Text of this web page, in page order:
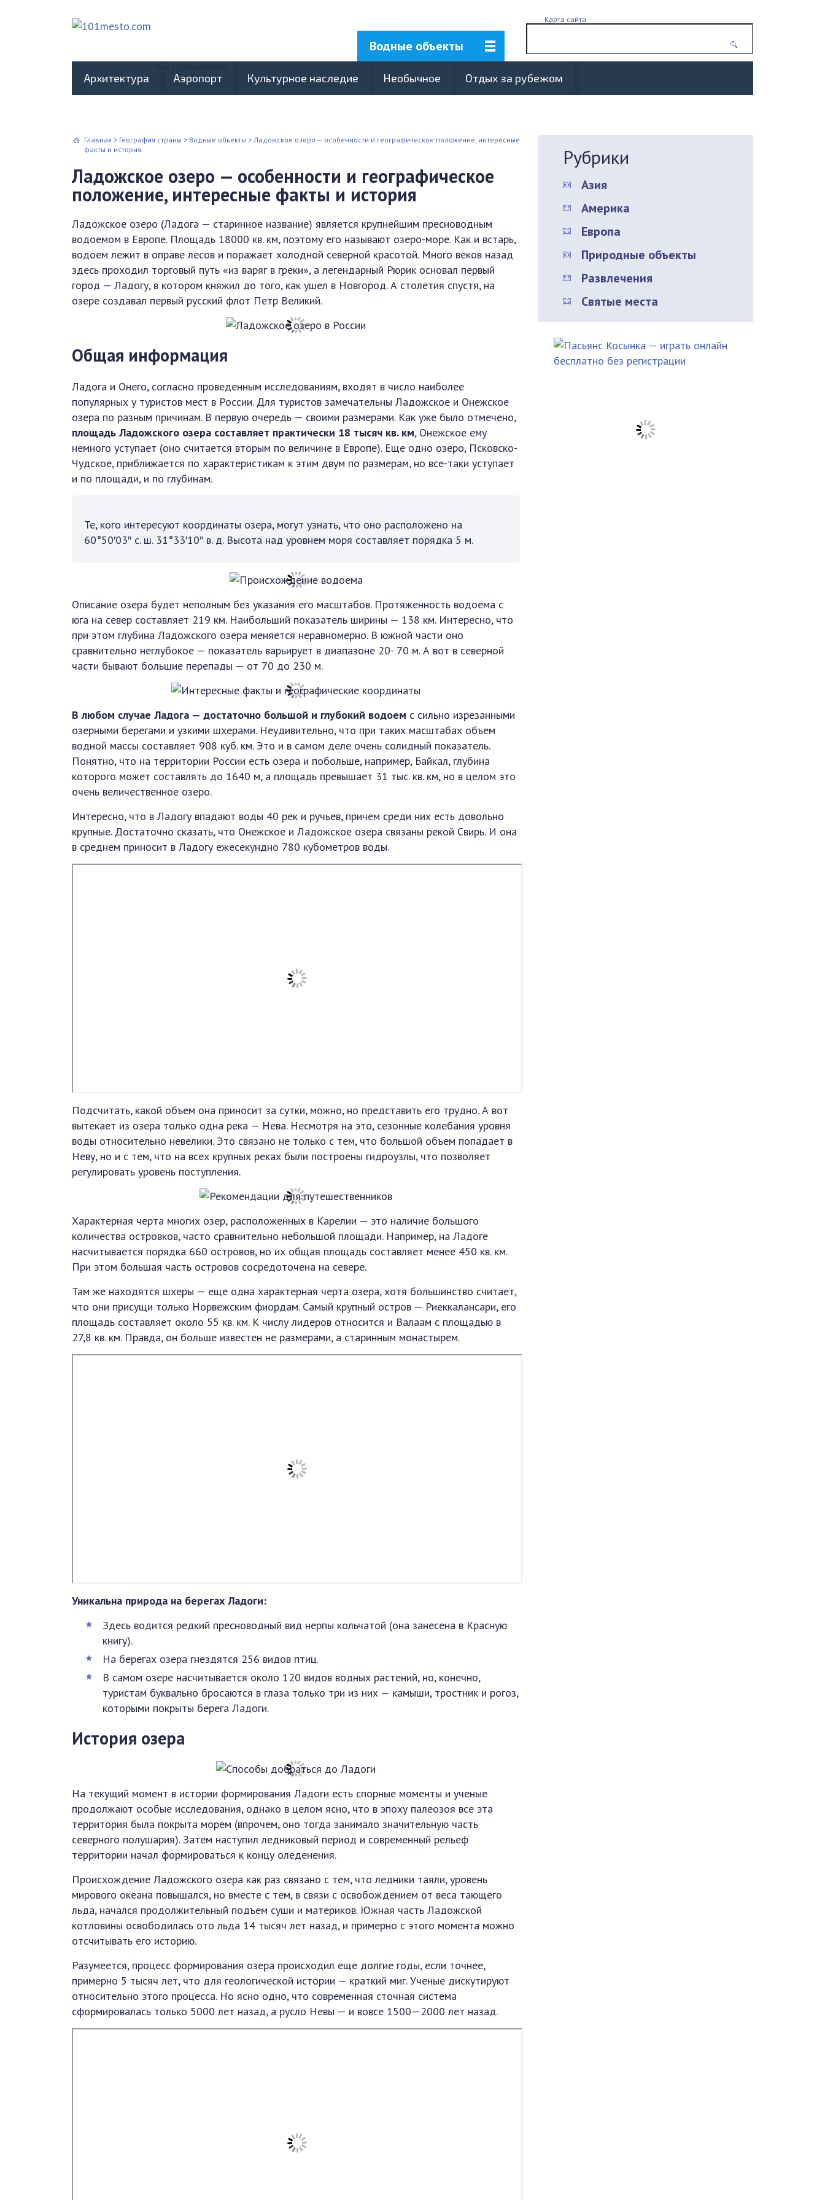
Водные объекты
Карта сайта
Архитектура Аэропорт Культурное наследие Необычное Отдых за рубежом
Главная > География страны > Водные объекты > Ладожское озеро — особенности и географическое положение, интересные
факты и история
Ладожское озеро — особенности и географическое
положение, интересные факты и история
Ладожское озеро (Ладога — старинное название) является крупнейшим пресноводным
водоемом в Европе. Площадь 18000 кв. км, поэтому его называют озеро-море. Как и встарь,
водоем лежит в оправе лесов и поражает холодной северной красотой. Много веков назад
здесь проходил торговый путь «из варяг в греки», а легендарный Рюрик основал первый
город — Ладогу, в котором княжил до того, как ушел в Новгород. А столетия спустя, на
озере создавал первый русский флот Петр Великий.
Общая информация
Ладога и Онего, согласно проведенным исследованиям, входят в число наиболее
популярных у туристов мест в России. Для туристов замечательны Ладожское и Онежское
озера по разным причинам. В первую очередь — своими размерами. Как уже было отмечено,
площадь Ладожского озера составляет практически 18 тысяч кв. км, Онежское ему
немного уступает (оно считается вторым по величине в Европе). Еще одно озеро, Псковско-
Чудское, приближается по характеристикам к этим двум по размерам, но все-таки уступает
и по площади, и по глубинам.
Те, кого интересуют координаты озера, могут узнать, что оно расположено на
60°50′03″ с. ш. 31°33′10″ в. д. Высота над уровнем моря составляет порядка 5 м.
Описание озера будет неполным без указания его масштабов. Протяженность водоема с
юга на север составляет 219 км. Наибольший показатель ширины — 138 км. Интересно, что
при этом глубина Ладожского озера меняется неравномерно. В южной части оно
сравнительно неглубокое — показатель варьирует в диапазоне 20- 70 м. А вот в северной
части бывают большие перепады — от 70 до 230 м.
В любом случае Ладога — достаточно большой и глубокий водоем с сильно изрезанными
озерными берегами и узкими шхерами. Неудивительно, что при таких масштабах объем
водной массы составляет 908 куб. км. Это и в самом деле очень солидный показатель.
Понятно, что на территории России есть озера и побольше, например, Байкал, глубина
которого может составлять до 1640 м, а площадь превышает 31 тыс. кв. км, но в целом это
очень величественное озеро.
Интересно, что в Ладогу впадают воды 40 рек и ручьев, причем среди них есть довольно
крупные. Достаточно сказать, что Онежское и Ладожское озера связаны рекой Свирь. И она
в среднем приносит в Ладогу ежесекундно 780 кубометров воды.
Подсчитать, какой объем она приносит за сутки, можно, но представить его трудно. А вот
вытекает из озера только одна река — Нева. Несмотря на это, сезонные колебания уровня
воды относительно невелики. Это связано не только с тем, что большой объем попадает в
Неву, но и с тем, что на всех крупных реках были построены гидроузлы, что позволяет
регулировать уровень поступления.
Характерная черта многих озер, расположенных в Карелии — это наличие большого
количества островков, часто сравнительно небольшой площади. Например, на Ладоге
насчитывается порядка 660 островов, но их общая площадь составляет менее 450 кв. км.
При этом большая часть островов сосредоточена на севере.
Там же находятся шхеры — еще одна характерная черта озера, хотя большинство считает,
что они присущи только Норвежским фиордам. Самый крупный остров — Риеккалансари, его
площадь составляет около 55 кв. км. К числу лидеров относится и Валаам с площадью в
27,8 кв. км. Правда, он больше известен не размерами, а старинным монастырем.
Уникальна природа на берегах Ладоги:
Здесь водится редкий пресноводный вид нерпы кольчатой (она занесена в Красную
книгу).
На берегах озера гнездятся 256 видов птиц.
В самом озере насчитывается около 120 видов водных растений, но, конечно,
туристам буквально бросаются в глаза только три из них — камыши, тростник и рогоз,
которыми покрыты берега Ладоги.
История озера
На текущий момент в истории формирования Ладоги есть спорные моменты и ученые
продолжают особые исследования, однако в целом ясно, что в эпоху палеозоя все эта
территория была покрыта морем (впрочем, оно тогда занимало значительную часть
северного полушария). Затем наступил ледниковый период и современный рельеф
территории начал формироваться к концу оледенения.
Происхождение Ладожского озера как раз связано с тем, что ледники таяли, уровень
мирового океана повышался, но вместе с тем, в связи с освобождением от веса тающего
льда, начался продолжительный подъем суши и материков. Южная часть Ладожской
котловины освободилась ото льда 14 тысяч лет назад, и примерно с этого момента можно
отсчитывать его историю.
Разумеется, процесс формирования озера происходил еще долгие годы, если точнее,
примерно 5 тысяч лет, что для геологической истории — краткий миг. Ученые дискутируют
относительно этого процесса. Но ясно одно, что современная сточная система
сформировалась только 5000 лет назад, а русло Невы — и вовсе 1500—2000 лет назад.
Рубрики
Азия
Америка
Европа
Природные объекты
Развлечения
Святые места